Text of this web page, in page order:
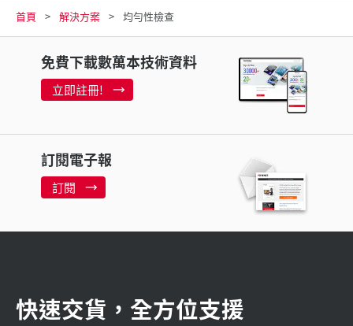
首頁 解決方案 均勻性檢查
免費下載數萬本技術資料
立即註冊!
訂閱電子報
訂閱
快速交貨，全方位支援